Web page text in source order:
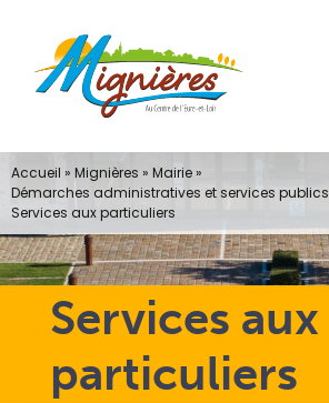
contenu
Services aux
particuliers
Accueil » Mignières » Mairie»
Démarches administratives et services publics
Services aux particuliers